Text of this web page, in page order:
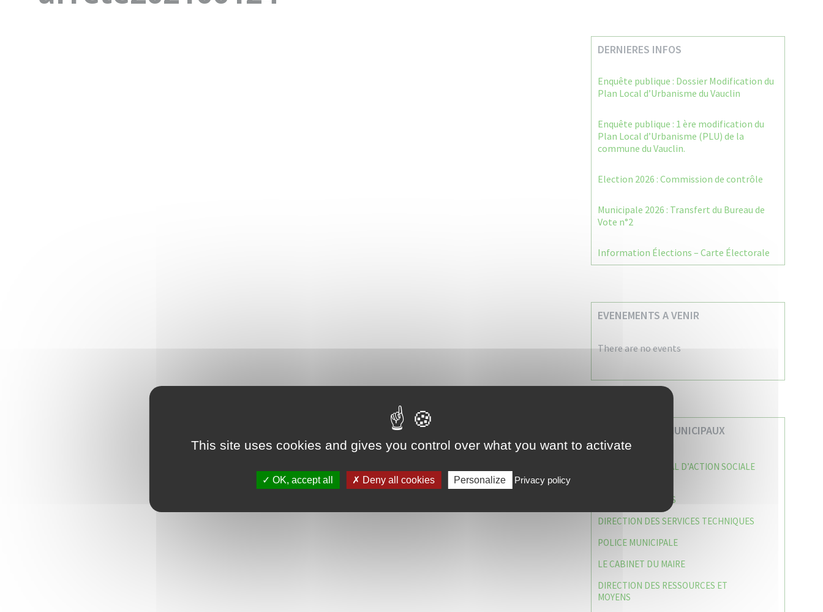
DERNIERES INFOS
Enquête publique : Dossier Modification du
Plan Local d’Urbanisme du Vauclin
Enquête publique : 1 ère modification du
Plan Local d’Urbanisme (PLU) de la
commune du Vauclin.
Election 2026 : Commission de contrôle
Municipale 2026 : Transfert du Bureau de
Vote n°2
Information Élections – Carte Électorale
EVENEMENTS A VENIR
There are no events
VOS SERVICES MUNICIPAUX
CENTRE COMMUNAL D’ACTION SOCIALE
CAISSE DES ÉCOLES
DIRECTION DES SERVICES TECHNIQUES
POLICE MUNICIPALE
LE CABINET DU MAIRE
DIRECTION DES RESSOURCES ET
MOYENS
This site uses cookies and gives you control over what you want to activate
OK, accept all Deny all cookies Personalize Privacy policy